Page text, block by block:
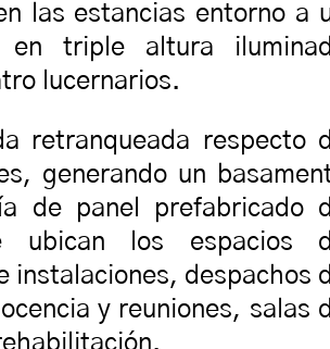
las estancias entorno a
triple altura
lucernarios.
retranqueada respecto
generando un
de panel prefabricado
ubican los espacios
instalaciones, despachos
y reuniones, salas